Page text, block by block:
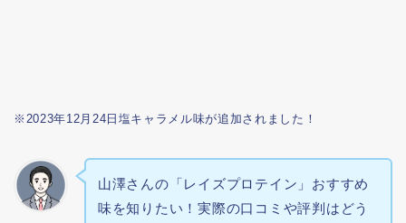
※2023年12月24日塩キャラメル味が追加されました！
山澤さんの「レイズプロテイン」おすすめ
味を知りたい！実際の口コミや評判はどう